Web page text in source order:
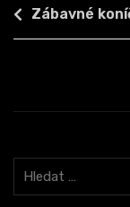
Navigace
pro
Zábavné
Vyhledávání